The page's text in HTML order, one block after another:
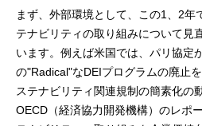
まず、外部環境として、この1、2年
テナビリティの取り組みについて見
います。例えば米国では、パリ協定
の"Radical"なDEIプログラムの廃止
ステナビリティ関連規制の簡素化の
OECD（経済協力開発機構）のレポ